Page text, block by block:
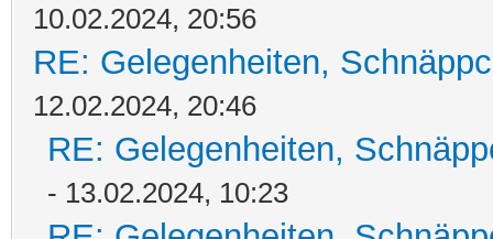
10.02.2024, 20:56
RE: Gelegenheiten,
12.02.2024, 20:46
RE: Gelegenheiten,
- 13.02.2024, 10:23